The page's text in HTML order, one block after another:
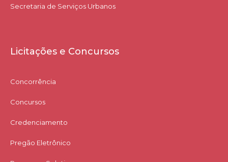
Secretaria de Serviços Urbanos
Licitações e Concursos
Concorrência
Concursos
Credenciamento
Pregão Eletrônico